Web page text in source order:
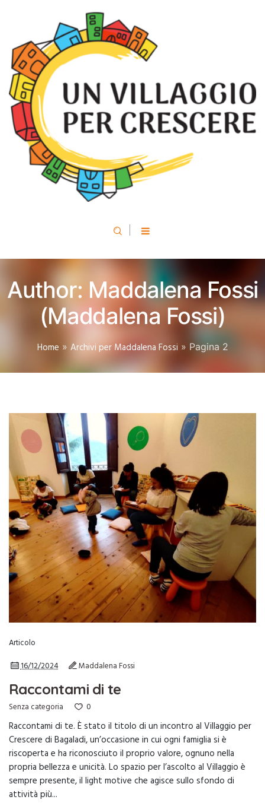
Author: Maddalena Fossi
(Maddalena Fossi)
Home » Archivi per Maddalena Fossi » Pagina 2
Articolo
16/12/2024
Maddalena Fossi
Raccontami di te
Senza categoria 0
Raccontami di te. È stato il titolo di un incontro al Villaggio per
Crescere di Bagaladi, un’occasione in cui ogni famiglia si è
riscoperta e ha riconosciuto il proprio valore, ognuno nella
propria bellezza e unicità. Lo spazio per l’ascolto al Villaggio è
sempre presente, il light motive che agisce sullo sfondo di
attività più...